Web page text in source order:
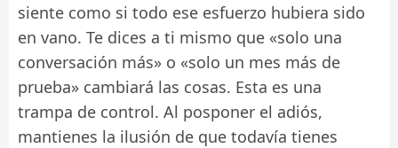
siente como si todo ese esfuerzo hubiera sido
en vano. Te dices a ti mismo que «solo una
conversación más» o «solo un mes más de
prueba» cambiará las cosas. Esta es una
trampa de control. Al posponer el adiós,
mantienes la ilusión de que todavía tienes